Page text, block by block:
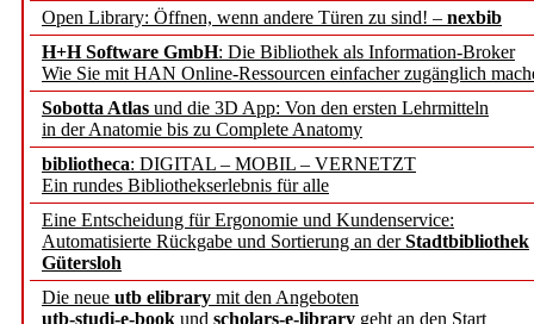
Open Library: Öffnen, wenn andere Türen zu sind! – nexbib
H+H Software GmbH: Die Bibliothek als Information-Broker
Wie Sie mit HAN Online-Ressourcen einfacher zugänglich
Sobotta Atlas und die 3D App: Von den ersten Lehrmitteln
in der Anatomie bis zu Complete Anatomy
bibliotheca: DIGITAL – MOBIL – VERNETZT
Ein rundes Bibliothekserlebnis für alle
Eine Entscheidung für Ergonomie und Kundenservice:
Automatisierte Rückgabe und Sortierung an derStadtbibliothek
Gütersloh
Die neue utb elibrary mit den Angeboten
utb-studi-e-book und scholars-e-library geht an den Start
und die Zeitschrift für
Francke Attempto
EBSCO Information
Recherchefunktionen in
Sorbisches Institut neu
Geschichte und